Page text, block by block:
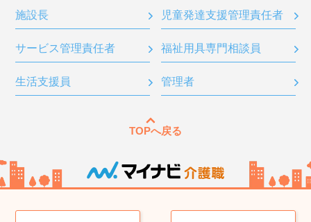
施設長 児童発達支援管理責任者
サービス管理責任者 福祉用具専門相談員
生活支援員 管理者
TOPへ戻る